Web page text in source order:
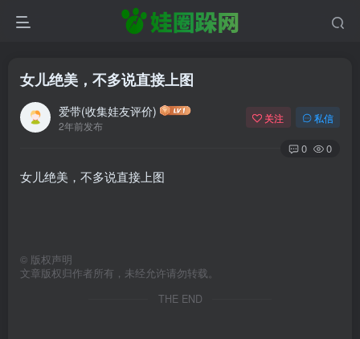
女儿绝美，不多说直接上图
爱带(收集娃友评价)
2年前发布
关注 私信
0 0
女儿绝美，不多说直接上图
© 版权声明
文章版权归作者所有，未经允许请勿转载。
THE END